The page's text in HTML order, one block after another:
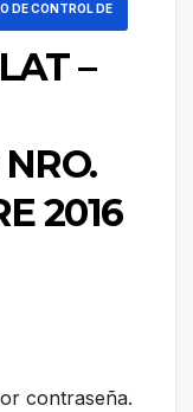
DE CONTROL DE
–
2016
contraseña.